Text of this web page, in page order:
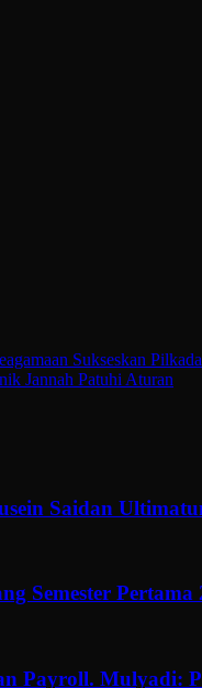
Sukseskan
Jannah Patuhi Aturan
Saidan
Semester
Payroll. Mulyadi: